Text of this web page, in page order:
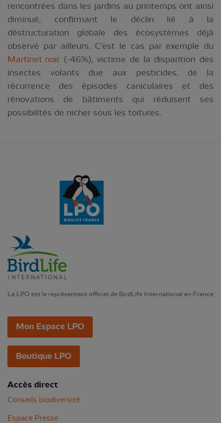
rencontrées dans les jardins au printemps ont ainsi
diminué, confirmant le déclin lié à la
déstructuration globale des écosystèmes déjà
observé par ailleurs. C’est le cas par exemple du
Martinet noir (-46%), victime de la disparition des
insectes volants due aux pesticides, de la
récurrence des épisodes caniculaires et des
rénovations de bâtiments qui réduisent ses
possibilités de nicher sous les toitures.
La LPO est le représentant officiel de BirdLife International en France
Mon Espace LPO
Boutique LPO
Accès direct
Conseils biodiversité
Espace Presse